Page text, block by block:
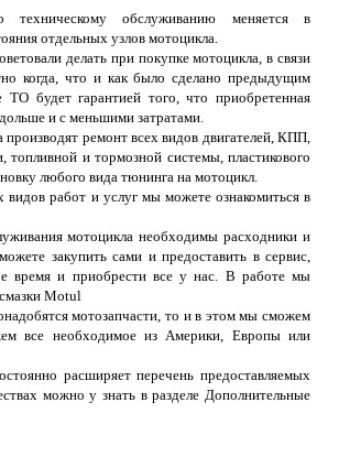
обслуживанию меняется в
отдельных узлов мотоцикла.
делать при покупке мотоцикла, в связи
когда, что и как было сделано предыдущим
ТО будет гарантией того, что приобретенная
и с меньшими затратами.
ремонт всех видов двигателей, КПП,
топливной и тормозной системы, пластикового
любого вида тюнинга на мотоцикл.
видов работ и услуг мы можете ознакомиться в
мотоцикла необходимы расходники и
закупить сами и предоставить в сервис,
время и приобрести все у нас. В работе мы
Motul
мотозапчасти, то и в этом мы сможем
все необходимое из Америки, Европы или
расширяет перечень предоставляемых
можно у знать в разделе Дополнительные